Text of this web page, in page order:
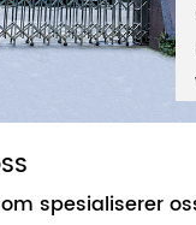
Gear Co.,
Startet i
spesialiserer